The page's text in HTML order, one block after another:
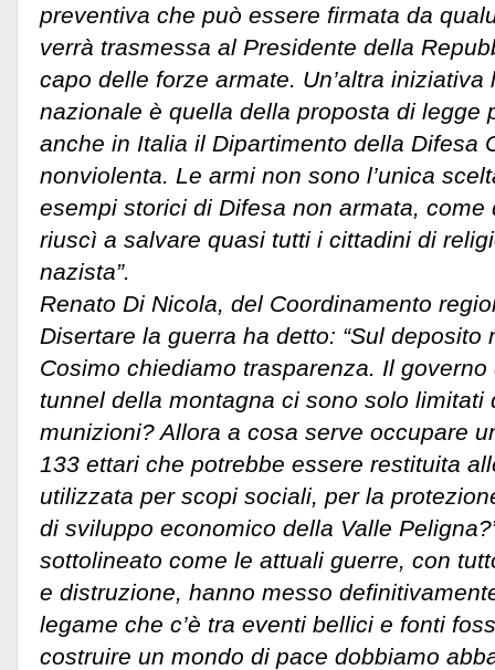
preventiva che può essere firmata da
verrà trasmessa al Presidente della
capo delle forze armate. Un’altra
nazionale è quella della proposta di legge
anche in Italia il Dipartimento della Difesa
nonviolenta. Le armi non sono l’unica
esempi storici di Difesa non armata,
riuscì a salvare quasi tutti i cittadini di
nazista”.
Renato Di Nicola, del Coordinamento
Disertare la guerra ha detto: “Sul deposito
Cosimo chiediamo trasparenza. Il
tunnel della montagna ci sono solo limitati
munizioni? Allora a cosa serve occupare
133 ettari che potrebbe essere restituita
utilizzata per scopi sociali, per la
di sviluppo economico della Valle
sottolineato come le attuali guerre, con
e distruzione, hanno messo
legame che c’è tra eventi bellici e fonti
costruire un mondo di pace dobbiamo